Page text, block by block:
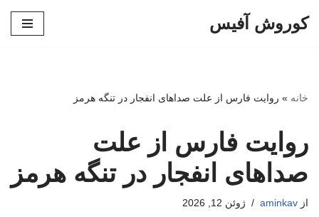
کوروش آفیس
خانه » روایت فارس از علت صداهای انفجار در تنگه هرمز
روایت فارس از علت
صداهای انفجار در تنگه هرمز
از aminkav ژوئن 12, 2026